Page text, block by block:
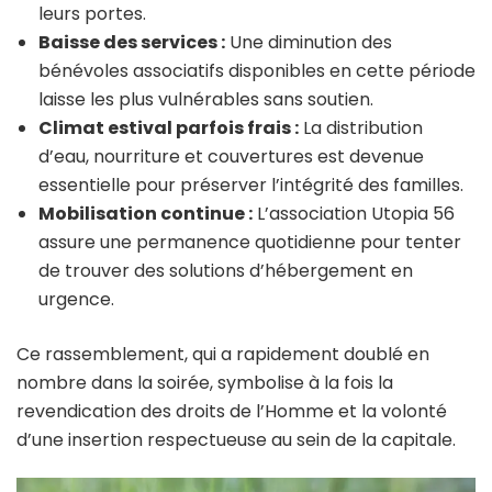
leurs portes.
Baisse des services : Une diminution des
bénévoles associatifs disponibles en cette période
laisse les plus vulnérables sans soutien.
Climat estival parfois frais : La distribution
d’eau, nourriture et couvertures est devenue
essentielle pour préserver l’intégrité des familles.
Mobilisation continue : L’association Utopia 56
assure une permanence quotidienne pour tenter
de trouver des solutions d’hébergement en
urgence.
Ce rassemblement, qui a rapidement doublé en
nombre dans la soirée, symbolise à la fois la
revendication des droits de l’Homme et la volonté
d’une insertion respectueuse au sein de la capitale.